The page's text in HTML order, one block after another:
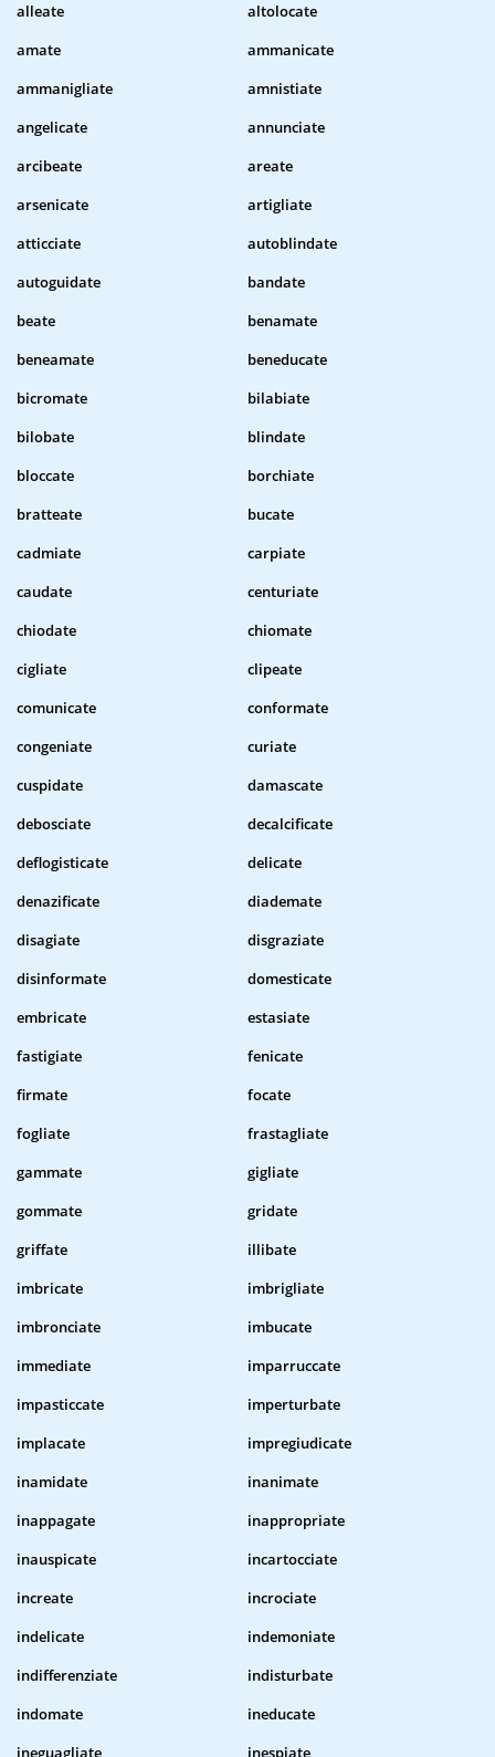
alleate
altolocate
amate
ammanicate
ammanigliate
amnistiate
angelicate
annunciate
arcibeate
areate
arsenicate
artigliate
atticciate
autoblindate
autoguidate
bandate
beate
benamate
beneamate
beneducate
bicromate
bilabiate
bilobate
blindate
bloccate
borchiate
bratteate
bucate
cadmiate
carpiate
caudate
centuriate
chiodate
chiomate
cigliate
clipeate
comunicate
conformate
congeniate
curiate
cuspidate
damascate
debosciate
decalcificate
deflogisticate
delicate
denazificate
diademate
disagiate
disgraziate
disinformate
domesticate
embricate
estasiate
fastigiate
fenicate
firmate
focate
fogliate
frastagliate
gammate
gigliate
gommate
gridate
griffate
illibate
imbricate
imbrigliate
imbronciate
imbucate
immediate
imparruccate
impasticcate
imperturbate
implacate
impregiudicate
inamidate
inanimate
inappagate
inappropriate
inauspicate
incartocciate
increate
incrociate
indelicate
indemoniate
indifferenziate
indisturbate
indomate
ineducate
ineguagliate
inespiate